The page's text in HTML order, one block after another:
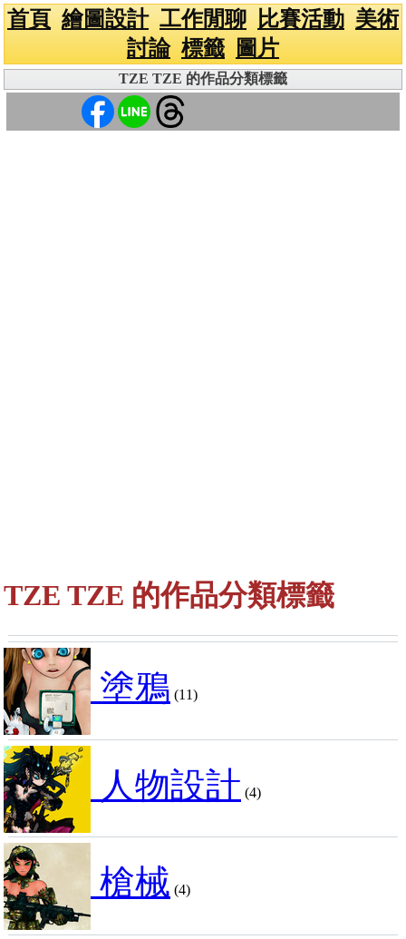
首頁 繪圖設計 工作閒聊 比賽活動 美術
討論 標籤 圖片
TZE TZE 的作品分類標籤
TZE TZE 的作品分類標籤
塗鴉 (11)
人物設計 (4)
槍械 (4)